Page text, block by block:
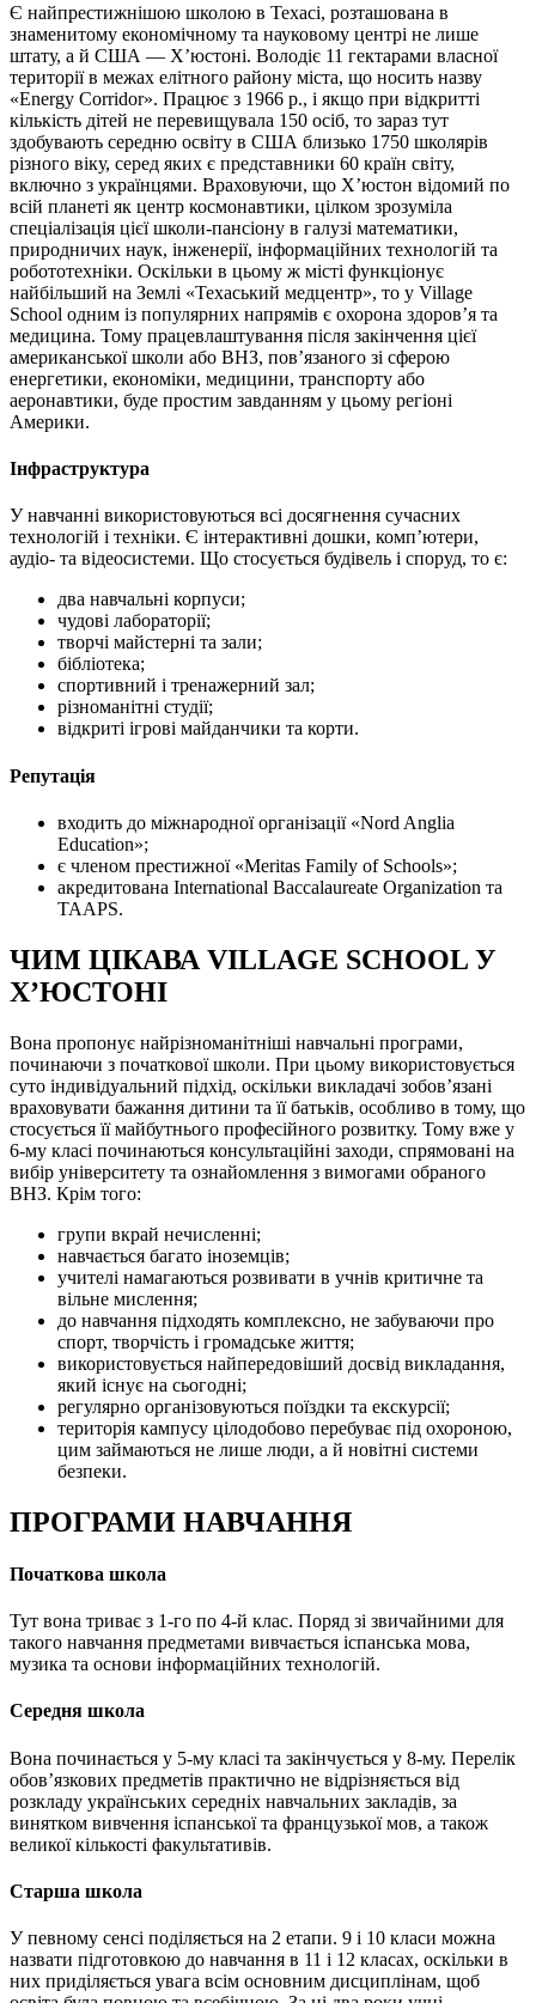
Є найпрестижнішою школою в Техасі, розташована в
знаменитому економічному та науковому центрі не лише
штату, а й США — Х’юстоні. Володіє 11 гектарами власної
території в межах елітного району міста, що носить назву
«Energy Corridor». Працює з 1966 р., і якщо при відкритті
кількість дітей не перевищувала 150 осіб, то зараз тут
здобувають середню освіту в США близько 1750 школярів
різного віку, серед яких є представники 60 країн світу,
включно з українцями. Враховуючи, що Х’юстон відомий по
всій планеті як центр космонавтики, цілком зрозуміла
спеціалізація цієї школи-пансіону в галузі математики,
природничих наук, інженерії, інформаційних технологій та
робототехніки. Оскільки в цьому ж місті функціонує
найбільший на Землі «Техаський медцентр», то у Village
School одним із популярних напрямів є охорона здоров’я та
медицина. Тому працевлаштування після закінчення цієї
американської школи або ВНЗ, пов’язаного зі сферою
енергетики, економіки, медицини, транспорту або
аеронавтики, буде простим завданням у цьому регіоні
Америки.
Інфраструктура
У навчанні використовуються всі досягнення сучасних
технологій і техніки. Є інтерактивні дошки, комп’ютери,
аудіо- та відеосистеми. Що стосується будівель і споруд, то є:
два навчальні корпуси;
чудові лабораторії;
творчі майстерні та зали;
бібліотека;
спортивний і тренажерний зал;
різноманітні студії;
відкриті ігрові майданчики та корти.
Репутація
входить до міжнародної організації «Nord Anglia
Education»;
є членом престижної «Meritas Family of Schools»;
акредитована International Baccalaureate Organization та
TAAPS.
ЧИМ ЦІКАВА VILLAGE SCHOOL У
Х’ЮСТОНІ
Вона пропонує найрізноманітніші навчальні програми,
починаючи з початкової школи. При цьому використовується
суто індивідуальний підхід, оскільки викладачі зобов’язані
враховувати бажання дитини та її батьків, особливо в тому, що
стосується її майбутнього професійного розвитку. Тому вже у
6-му класі починаються консультаційні заходи, спрямовані на
вибір університету та ознайомлення з вимогами обраного
ВНЗ. Крім того:
групи вкрай нечисленні;
навчається багато іноземців;
учителі намагаються розвивати в учнів критичне та
вільне мислення;
до навчання підходять комплексно, не забуваючи про
спорт, творчість і громадське життя;
використовується найпередовіший досвід викладання,
який існує на сьогодні;
регулярно організовуються поїздки та екскурсії;
територія кампусу цілодобово перебуває під охороною,
цим займаються не лише люди, а й новітні системи
безпеки.
ПРОГРАМИ НАВЧАННЯ
Початкова школа
Тут вона триває з 1-го по 4-й клас. Поряд зі звичайними для
такого навчання предметами вивчається іспанська мова,
музика та основи інформаційних технологій.
Середня школа
Вона починається у 5-му класі та закінчується у 8-му. Перелік
обов’язкових предметів практично не відрізняється від
розкладу українських середніх навчальних закладів, за
винятком вивчення іспанської та французької мов, а також
великої кількості факультативів.
Старша школа
У певному сенсі поділяється на 2 етапи. 9 і 10 класи можна
назвати підготовкою до навчання в 11 і 12 класах, оскільки в
них приділяється увага всім основним дисциплінам, щоб